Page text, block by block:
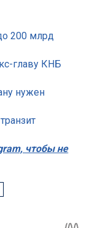
200 млрд
главу КНБ
нужен
чтобы не